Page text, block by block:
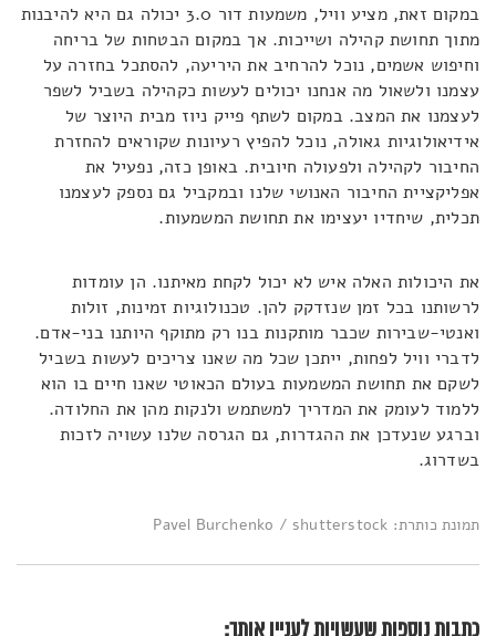
במקום זאת, מציע וויל, משמעות דור 3.0 יכולה גם היא להיבנות
מתוך תחושת קהילה ושייכות. אך במקום הבטחות של בריחה
וחיפוש אשמים, נוכל להרחיב את היריעה, להסתכל בחזרה על
עצמנו ולשאול מה אנחנו יכולים לעשות כקהילה בשביל לשפר
לעצמנו את המצב. במקום לשתף פייק ניוז מבית היוצר של
אידיאולוגיות גאולה, נוכל להפיץ רעיונות שקוראים להחזרת
החיבור לקהילה ולפעולה חיובית. באופן כזה, נפעיל את
אפליקציית החיבור האנושי שלנו ובמקביל גם נספק לעצמנו
תכלית, שיחדיו יעצימו את תחושת המשמעות.
את היכולות האלה איש לא יכול לקחת מאיתנו. הן עומדות
לרשותנו בכל זמן שנזדקק להן. טכנולוגיות זמינות, זולות
ואנטי-שבירות שכבר מותקנות בנו רק מתוקף היותנו בני-אדם.
לדברי וויל לפחות, ייתכן שכל מה שאנו צריכים לעשות בשביל
לשקם את תחושת המשמעות בעולם הכאוטי שאנו חיים בו הוא
ללמוד לעומק את המדריך למשתמש ולנקות מהן את החלודה.
וברגע שנעדכן את ההגדרות, גם הגרסה שלנו עשויה לזכות
בשדרוג.
תמונת כותרת: Pavel Burchenko / shutterstock
כתבות נוספות שעשויות לעניין אותך: